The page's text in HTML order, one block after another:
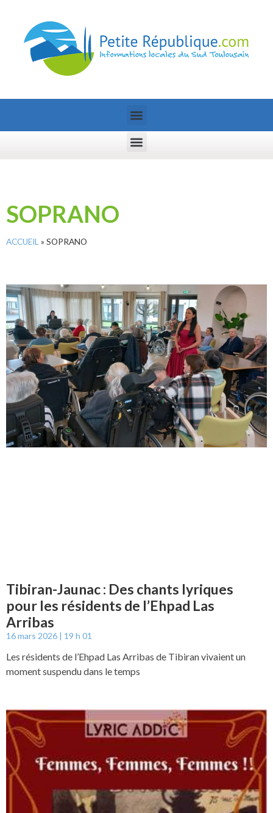
SOPRANO
ACCUEIL » SOPRANO
Tibiran-Jaunac : Des chants lyriques
pour les résidents de l’Ehpad Las
Arribas
16 mars 2026 19 h 01
Les résidents de l’Ehpad Las Arribas de Tibiran vivaient un
moment suspendu dans le temps